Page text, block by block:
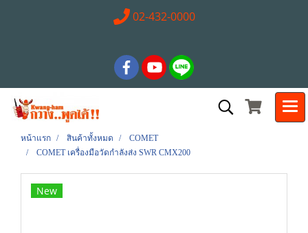
02-432-0000
หน้าแรก สินค้าทั้งหมด
COMET
COMET เครื่องมือวัดกำลังส่ง SWR CMX200
New